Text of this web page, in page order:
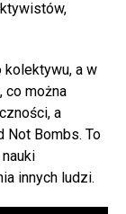
kolektywu, a w
co można
a
Not Bombs. To
innych ludzi.